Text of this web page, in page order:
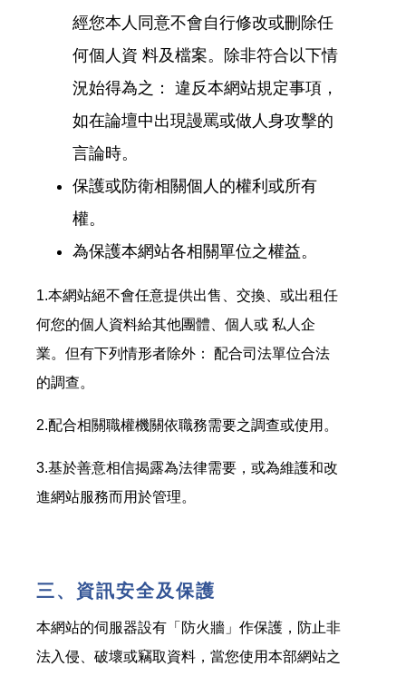
經您本人同意不會自行修改或刪除任
何個人資 料及檔案。除非符合以下情
況始得為之： 違反本網站規定事項，
如在論壇中出現謾罵或做人身攻擊的
言論時。
保護或防衛相關個人的權利或所有
權。
為保護本網站各相關單位之權益。
1.本網站絕不會任意提供出售、交換、或出租任
何您的個人資料給其他團體、個人或 私人企
業。但有下列情形者除外： 配合司法單位合法
的調查。
2.配合相關職權機關依職務需要之調查或使用。
3.基於善意相信揭露為法律需要，或為維護和改
進網站服務而用於管理。
三、資訊安全及保護
本網站的伺服器設有「防火牆」作保護，防止非
法入侵、破壞或竊取資料，當您使用本部網站之